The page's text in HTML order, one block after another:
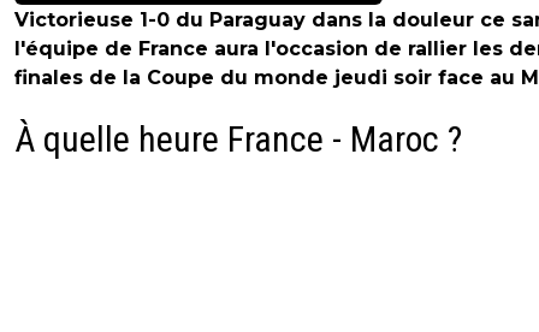
Victorieuse 1-0 du Paraguay dans la douleur ce
l'équipe de France aura l'occasion de rallier les
finales de la Coupe du monde jeudi soir face au
À quelle heure France - Maroc ?